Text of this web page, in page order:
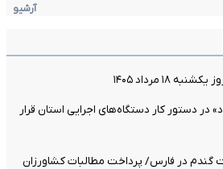
آرشیو
۱۸ مرداد ۱۴۰۵
در دستور کار دستگاه‌های اجرایی استان قرار
برداشت گندم در فارس/ پرداخت مطالبات کشاورزان